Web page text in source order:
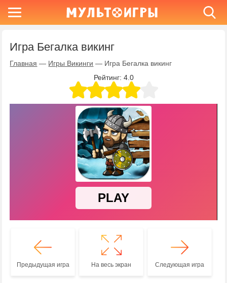
Игра Бегалка викинг
Главная — Игры Викинги — Игра Бегалка викинг
Рейтинг: 4.0
Предыдущая игра На весь экран Следующая игра